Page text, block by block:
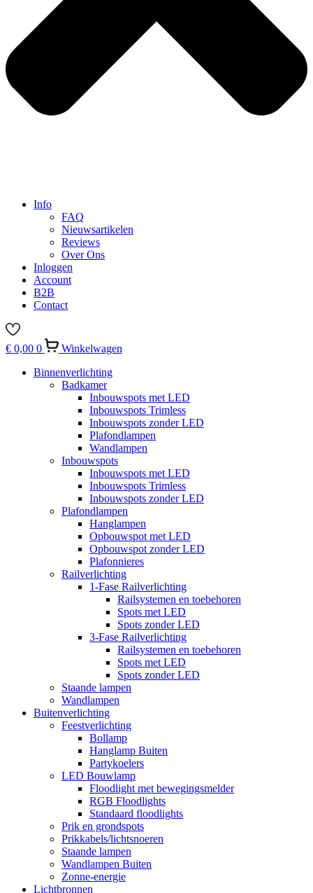
Info
FAQ
Nieuwsartikelen
Reviews
Over Ons
Inloggen
Account
B2B
Contact
€ 0,00 0
Winkelwagen
Binnenverlichting
Badkamer
Inbouwspots met LED
Inbouwspots Trimless
Inbouwspots zonder LED
Plafondlampen
Wandlampen
Inbouwspots
Inbouwspots met LED
Inbouwspots Trimless
Inbouwspots zonder LED
Plafondlampen
Hanglampen
Opbouwspot met LED
Opbouwspot zonder LED
Plafonnieres
Railverlichting
1-Fase Railverlichting
Railsystemen en toebehoren
Spots met LED
Spots zonder LED
3-Fase Railverlichting
Railsystemen en toebehoren
Spots met LED
Spots zonder LED
Staande lampen
Wandlampen
Buitenverlichting
Feestverlichting
Bollamp
Hanglamp Buiten
Partykoelers
LED Bouwlamp
Floodlight met bewegingsmelder
RGB Floodlights
Standaard floodlights
Prik en grondspots
Prikkabels/lichtsnoeren
Staande lampen
Wandlampen Buiten
Zonne-energie
Lichtbronnen